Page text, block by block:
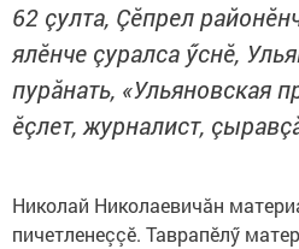
62 çулта, Çӗпрел
ялӗнче çуралса ӳснӗ,
пурăнать, «Ульяновская
ӗçлет, журналист,
Николай Николаевичăн
пичетленеççӗ. Таврапӗлӳ